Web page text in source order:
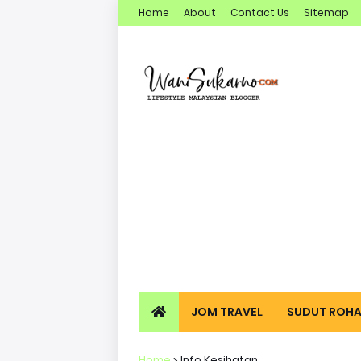
Home About Contact Us Sitemap
JOM TRAVEL SUDUT